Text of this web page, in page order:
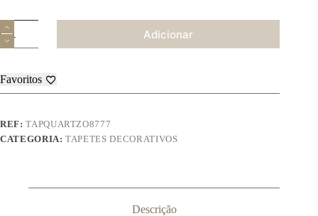
Quantidade
de
Tapeçaria
08777
Adicionar
Favoritos
REF:TAPQUARTZO8777
CATEGORIA:TAPETES DECORATIVOS
Descrição